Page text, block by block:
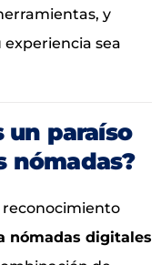
y
sea
un paraíso
nómadas?
reconocimiento
nómadas digitales